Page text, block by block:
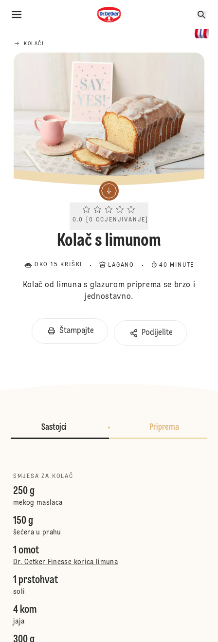
KOLAČI
Current rating 0.0. Click to rate.
0.0 [0 OCJENJIVANJE
Kolač s limunom
OKO 15 KRIŠKI LAGANO 40 MINUTE
Kolač od limuna s glazurom priprema se brzo i
jednostavno.
Štampajte Podijelite
Sastojci Priprema
SMJESA ZA KOLAČ
250 g
mekog maslaca
150 g
šećera u prahu
1 omot
Dr. Oetker Finesse korica limuna
1 prstohvat
soli
4 kom
jaja
300 g